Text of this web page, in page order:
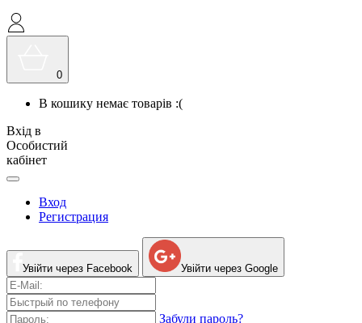
0
В кошику немає товарів :(
Вхід в
Особистий
кабінет
Вход
Регистрация
Увійти через Facebook Увійти через Google
Забули пароль?